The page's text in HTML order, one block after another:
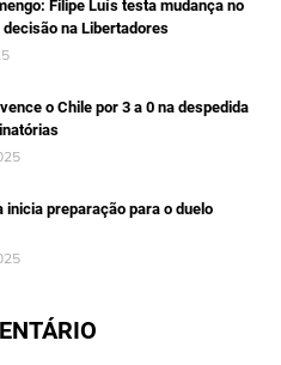
Filipe Luís testa mudança no
na Libertadores
o Chile por 3 a 0 na despedida
inicia preparação para o duelo